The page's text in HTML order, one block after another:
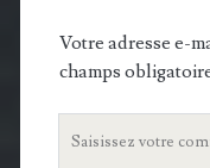
Votre adresse e-
champs